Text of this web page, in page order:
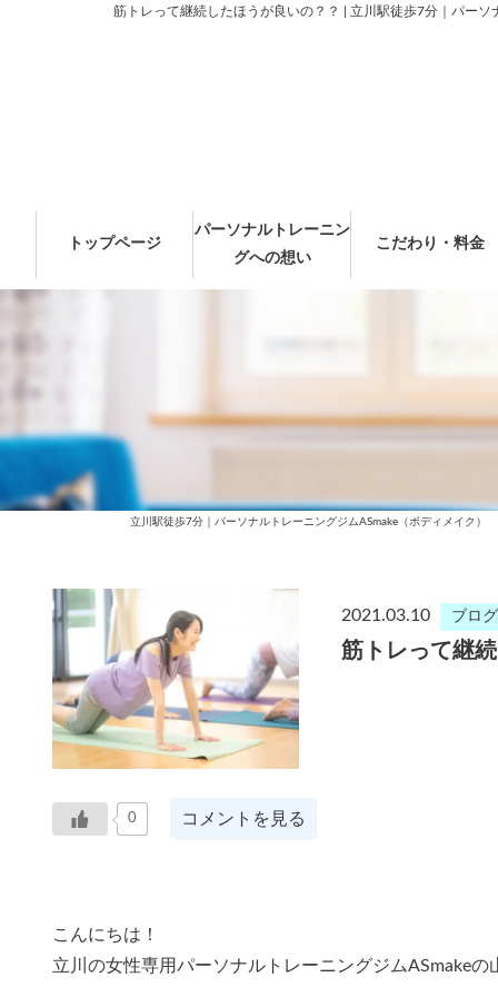
筋トレって継続したほうが良いの？？ | 立川駅徒歩7分｜パー
トップページ
パーソナルトレーニン
グへの想い
こだわり・料金
立川駅徒歩7分｜パーソナルトレーニングジムASmake（ボディメイク）
2021.03.10 ブログ
筋トレって継
0 コメントを見る
こんにちは！
立川の女性専用パーソナルトレーニングジムASmakeの